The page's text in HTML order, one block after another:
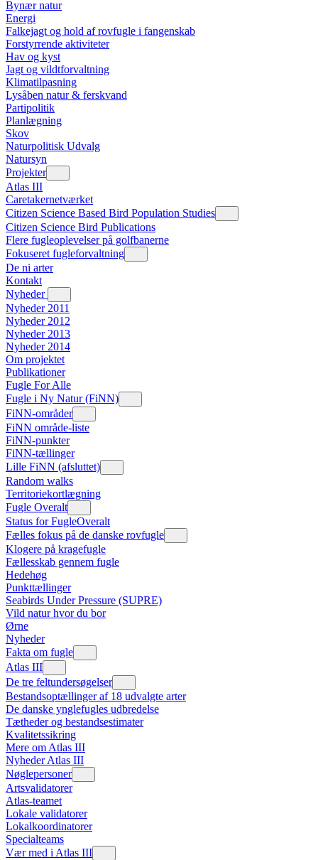
Bynær natur
Energi
Falkejagt og hold af rovfugle i fangenskab
Forstyrrende aktiviteter
Hav og kyst
Jagt og vildtforvaltning
Klimatilpasning
Lysåben natur & ferskvand
Partipolitik
Planlægning
Skov
Naturpolitisk Udvalg
Natursyn
Projekter
Atlas III
Caretakernetværket
Citizen Science Based Bird Population Studies
Citizen Science Bird Publications
Flere fugleoplevelser på golfbanerne
Fokuseret fugleforvaltning
De ni arter
Kontakt
Nyheder
Nyheder 2011
Nyheder 2012
Nyheder 2013
Nyheder 2014
Om projektet
Publikationer
Fugle For Alle
Fugle i Ny Natur (FiNN)
FiNN-områder
FiNN område-liste
FiNN-punkter
FiNN-tællinger
Lille FiNN (afsluttet)
Random walks
Territoriekortlægning
Fugle Overalt
Status for FugleOveralt
Fælles fokus på de danske rovfugle
Klogere på kragefugle
Fællesskab gennem fugle
Hedehøg
Punkttællinger
Seabirds Under Pressure (SUPRE)
Vild natur hvor du bor
Ørne
Nyheder
Fakta om fugle
Atlas III
De tre feltundersøgelser
Bestandsoptællinger af 18 udvalgte arter
De danske ynglefugles udbredelse
Tætheder og bestandsestimater
Kvalitetssikring
Mere om Atlas III
Nyheder Atlas III
Nøglepersoner
Artsvalidatorer
Atlas-teamet
Lokale validatorer
Lokalkoordinatorer
Specialteams
Vær med i Atlas III